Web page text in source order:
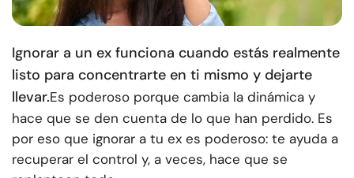
Ignorar a un ex funciona cuando estás realmente
listo para concentrarte en ti mismo y dejarte
llevar.Es poderoso porque cambia la dinámica y
hace que se den cuenta de lo que han perdido. Es
por eso que ignorar a tu ex es poderoso: te ayuda a
recuperar el control y, a veces, hace que se